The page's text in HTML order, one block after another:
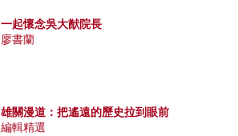
一起懷念吳大猷院長
廖書蘭
雄關漫道：把遙遠的歷史拉到眼前
編輯精選